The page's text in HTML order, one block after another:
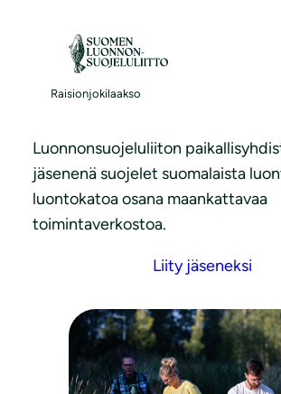
Raisionjokilaakso
Liity jäseneksi
Luonnonsuojeluliiton
jäsenenä suojelet suomalaista
luontokatoa osana maankattavaa
toimintaverkostoa.
Liity jäseneksi